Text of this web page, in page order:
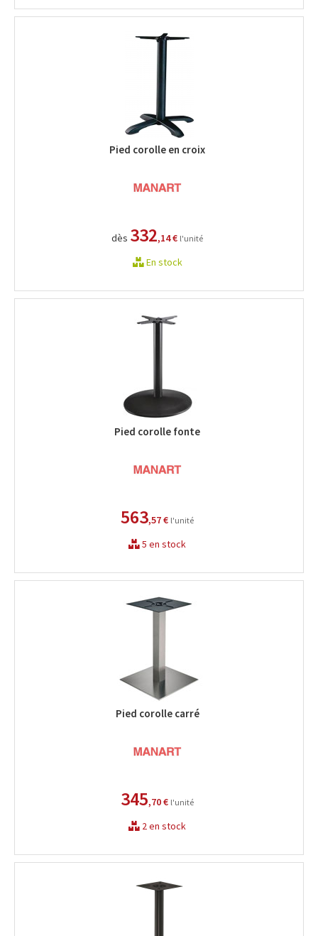
Pied corolle en croix
dès 332,14 € l'unité
En stock
Pied corolle fonte
563,57 € l'unité
5 en stock
Pied corolle carré
345,70 € l'unité
2 en stock